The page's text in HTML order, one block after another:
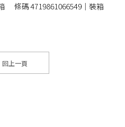
條碼 4719861066549｜裝箱
回上一頁